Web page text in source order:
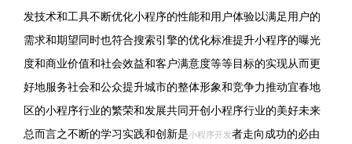
发技术和工具不断优化小程序的性能和用户体验以满足用户的
需求和期望同时也符合搜索引擎的优化标准提升小程序的曝光
度和商业价值和社会效益和客户满意度等等目标的实现从而更
好地服务社会和公众提升城市的整体形象和竞争力推动宜春地
区的小程序行业的繁荣和发展共同开创小程序行业的美好未来
总而言之不断的学习实践和创新是小程序开发者走向成功的必由